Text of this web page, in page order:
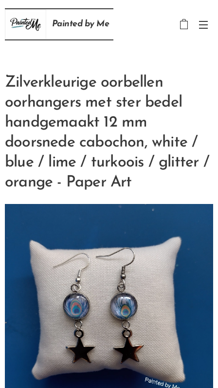
Painted byMe
Zilverkleurige oorbellen
oorhangers met ster bedel
handgemaakt 12 mm
doorsnede cabochon, white /
blue / lime / turkoois / glitter /
orange - Paper Art